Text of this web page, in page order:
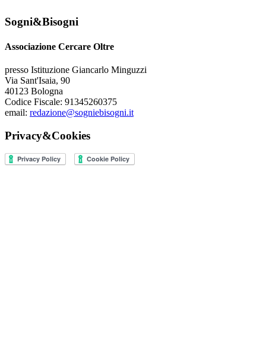
Sogni&Bisogni
Associazione Cercare Oltre
presso Istituzione Giancarlo Minguzzi
Via Sant'Isaia, 90
40123 Bologna
Codice Fiscale: 91345260375
email: redazione@sogniebisogni.it
Privacy&Cookies